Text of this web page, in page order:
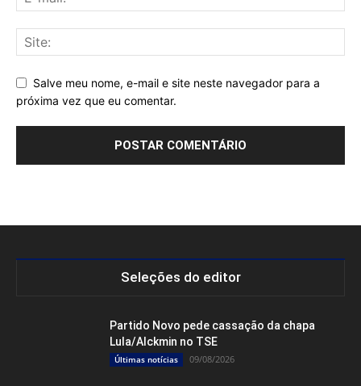
Salve meu nome, e-mail e site neste navegador para a
próxima vez que eu comentar.
Seleções do editor
Partido Novo pede cassação da chapa
Lula/Alckmin no TSE
Últimas notícias 09/08/2026